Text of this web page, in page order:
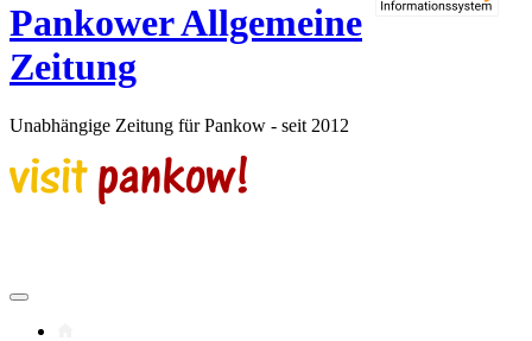
Pankower Allgemeine
Zeitung
Unabhängige Zeitung für Pankow - seit 2012